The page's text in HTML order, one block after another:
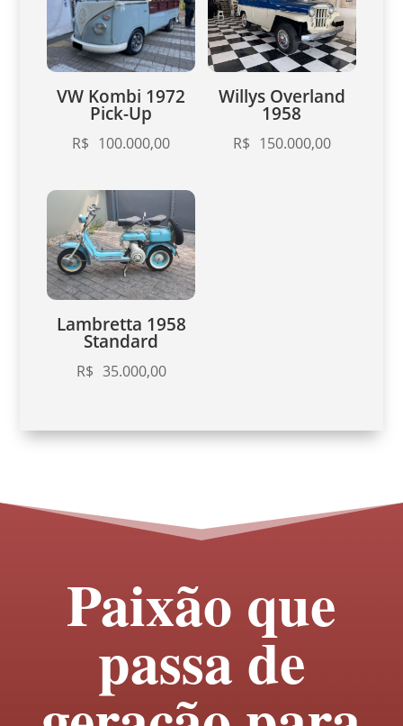
VW Kombi 1972
Pick-Up
R$ 100.000,00
Willys Overland
1958
R$ 150.000,00
Lambretta 1958
Standard
R$ 35.000,00
Paixão que
passa de